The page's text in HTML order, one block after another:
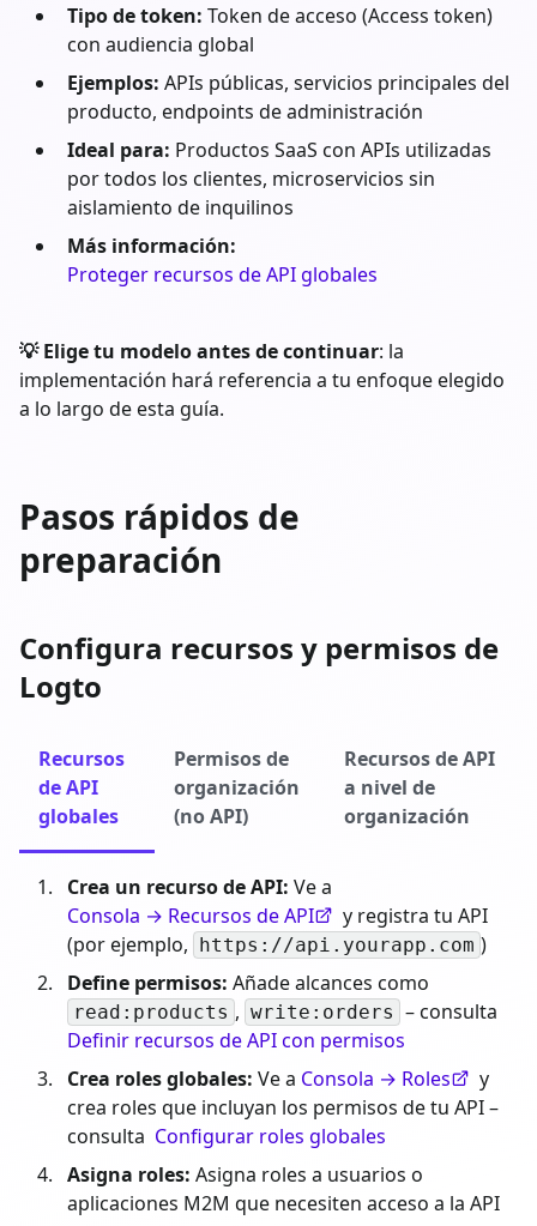
Tipo de token: Token de acceso (Access token)
con audiencia global
Ejemplos: APIs públicas, servicios principales del
producto, endpoints de administración
Ideal para: Productos SaaS con APIs utilizadas
por todos los clientes, microservicios sin
aislamiento de inquilinos
Más información:
Proteger recursos de API globales
💡 Elige tu modelo antes de continuar: la
implementación hará referencia a tu enfoque elegido
a lo largo de esta guía.
Pasos rápidos de
preparación
Configura recursos y permisos de
Logto
Recursos
de API
globales
Permisos de
organización
(no API)
Recursos de API
a nivel de
organización
Crea un recurso de API: Ve a
Consola → Recursos de API
y registra tu API
(por ejemplo,
https://api.yourapp.com )
Define permisos: Añade alcances como
read:products , write:orders – consulta
Definir recursos de API con permisos
Crea roles globales: Ve a Consola → Roles
y
crea roles que incluyan los permisos de tu API –
consulta Configurar roles globales
Asigna roles: Asigna roles a usuarios o
aplicaciones M2M que necesiten acceso a la API